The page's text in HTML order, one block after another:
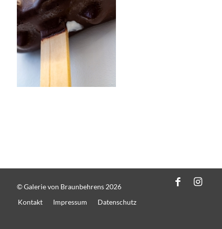
© Galerie von Braunbehrens 2026
Kontakt
Impressum Datenschutz